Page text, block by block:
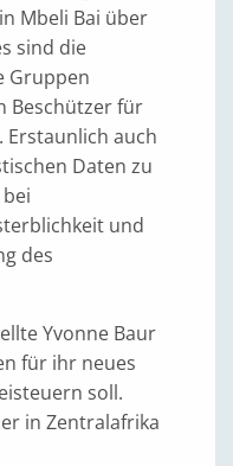
Mbeli Bai über
sind die
Gruppen
Beschützer für
Erstaunlich auch
Daten zu
und
des
Yvonne Baur
für ihr neues
soll.
in Zentralafrika